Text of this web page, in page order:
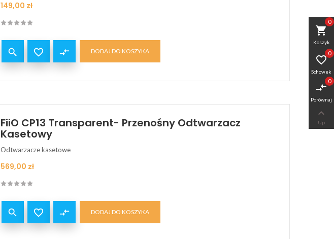
Cena
149,00 zł
  compare_arrows DODAJ DO KOSZYKA
FiiO CP13 Transparent- Przenośny Odtwarzacz
Kasetowy
Odtwarzacze kasetowe
Cena
569,00 zł
  compare_arrows DODAJ DO KOSZYKA
shopping_cart
Koszyk
0

Schowek
0
compare_arrows
Porównaj
0

Up